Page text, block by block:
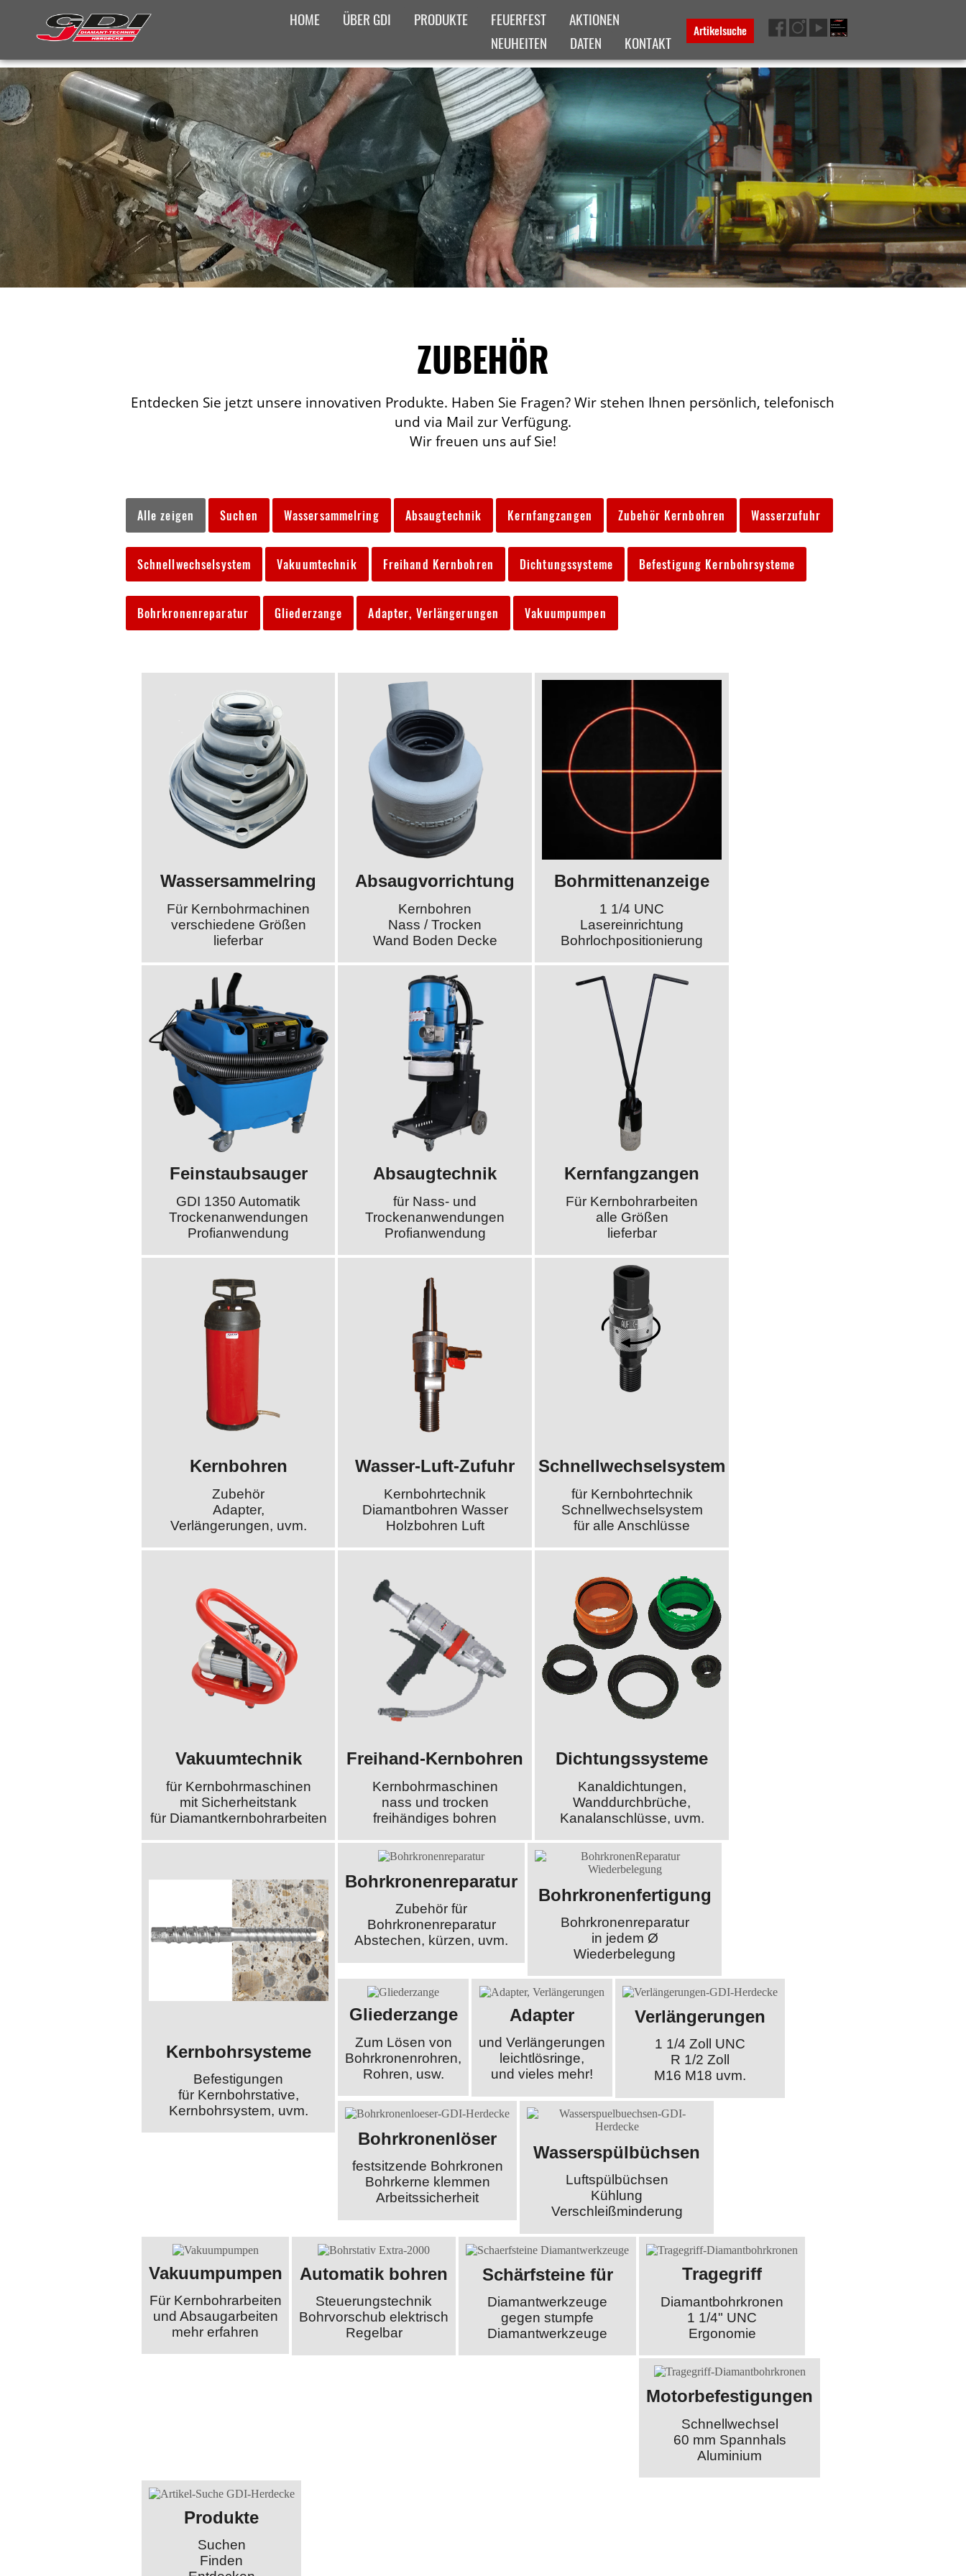
HOME ÜBER GDI PRODUKTE FEUERFEST
AKTIONEN
NEUHEITEN
DATEN
KONTAKT
SONSTIGES
Artikelsuche
ZUBEHÖR
Entdecken Sie jetzt unsere innovativen Produkte. Haben Sie Fragen? Wir stehen Ihnen persönlich, telefonisch
und via Mail zur Verfügung.
Wir freuen uns auf Sie!
Alle zeigen Suchen Wassersammelring Absaugtechnik Kernfangzangen Zubehör Kernbohren Wasserzufuhr
Schnellwechselsystem Vakuumtechnik Freihand Kernbohren Dichtungssysteme Befestigung Kernbohrsysteme
Bohrkronenreparatur Gliederzange Adapter, Verlängerungen Vakuumpumpen
Wassersammelring
Für Kernbohrmachinen
verschiedene Größen
lieferbar
Absaugvorrichtung
Kernbohren
Nass / Trocken
Wand Boden Decke
Bohrmittenanzeige
1 1/4 UNC
Lasereinrichtung
Bohrlochpositionierung
Feinstaubsauger
GDI 1350 Automatik
Trockenanwendungen
Profianwendung
Absaugtechnik
für Nass- und
Trockenanwendungen
Profianwendung
Kernfangzangen
Für Kernbohrarbeiten
alle Größen
lieferbar
Kernbohren
Zubehör
Adapter,
Verlängerungen, uvm.
Wasser-Luft-Zufuhr
Kernbohrtechnik
Diamantbohren Wasser
Holzbohren Luft
Schnellwechselsystem
für Kernbohrtechnik
Schnellwechselsystem
für alle Anschlüsse
Vakuumtechnik
für Kernbohrmaschinen
mit Sicherheitstank
für Diamantkernbohrarbeiten
Freihand-Kernbohren
Kernbohrmaschinen
nass und trocken
freihändiges bohren
Dichtungssysteme
Kanaldichtungen,
Wanddurchbrüche,
Kanalanschlüsse, uvm.
Kernbohrsysteme
Befestigungen
für Kernbohrstative,
Kernbohrsystem, uvm.
Bohrkronenreparatur
Zubehör für
Bohrkronenreparatur
Abstechen, kürzen, uvm.
Bohrkronenfertigung
Bohrkronenreparatur
in jedem Ø
Wiederbelegung
Gliederzange
Zum Lösen von
Bohrkronenrohren,
Rohren, usw.
Adapter
und Verlängerungen
leichtlösringe,
und vieles mehr!
Verlängerungen
1 1/4 Zoll UNC
R 1/2 Zoll
M16 M18 uvm.
Bohrkronenlöser
festsitzende Bohrkronen
Bohrkerne klemmen
Arbeitssicherheit
Wasserspülbüchsen
Luftspülbüchsen
Kühlung
Verschleißminderung
Vakuumpumpen
Für Kernbohrarbeiten
und Absaugarbeiten
mehr erfahren
Automatik bohren
Steuerungstechnik
Bohrvorschub elektrisch
Regelbar
Schärfsteine für
Diamantwerkzeuge
gegen stumpfe
Diamantwerkzeuge
Tragegriff
Diamantbohrkronen
1 1/4" UNC
Ergonomie
Motorbefestigungen
Schnellwechsel
60 mm Spannhals
Aluminium
Produkte
Suchen
Finden